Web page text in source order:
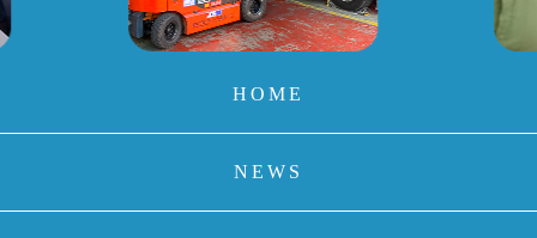
HOME
NEWS